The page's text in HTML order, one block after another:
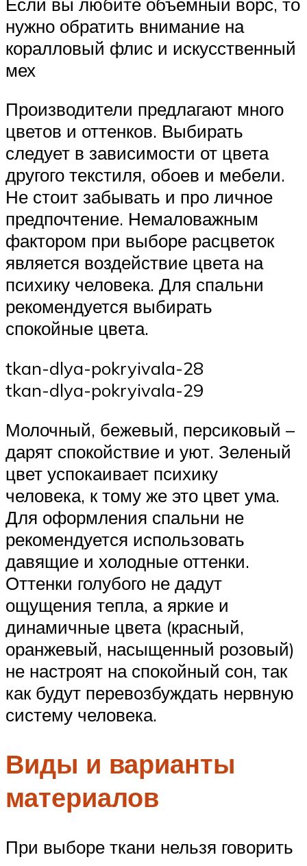
нужно обратить внимание на
коралловый флис и искусственный
мех
Производители предлагают много
цветов и оттенков. Выбирать
следует в зависимости от цвета
другого текстиля, обоев и мебели.
Не стоит забывать и про личное
предпочтение. Немаловажным
фактором при выборе расцветок
является воздействие цвета на
психику человека. Для спальни
рекомендуется выбирать
спокойные цвета.
tkan-dlya-pokryivala-28
tkan-dlya-pokryivala-29
Молочный, бежевый, персиковый –
дарят спокойствие и уют. Зеленый
цвет успокаивает психику
человека, к тому же это цвет ума.
Для оформления спальни не
рекомендуется использовать
давящие и холодные оттенки.
Оттенки голубого не дадут
ощущения тепла, а яркие и
динамичные цвета (красный,
оранжевый, насыщенный розовый)
не настроят на спокойный сон, так
как будут перевозбуждать нервную
систему человека.
Виды и варианты
материалов
При выборе ткани нельзя говорить